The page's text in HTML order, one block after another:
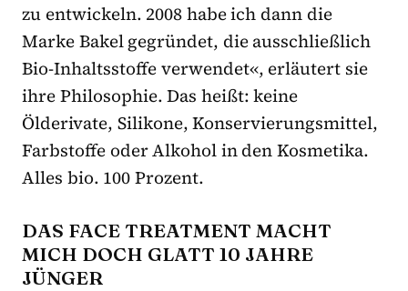
zu entwickeln. 2008 habe ich dann die
Marke Bakel gegründet, die ausschließlich
Bio-Inhaltsstoffe verwendet«, erläutert sie
ihre Philosophie. Das heißt: keine
Ölderivate, Silikone, Konservierungsmittel,
Farbstoffe oder Alkohol in den Kosmetika.
Alles bio. 100 Prozent.
DAS FACE TREATMENT MACHT
MICH DOCH GLATT 10 JAHRE
JÜNGER